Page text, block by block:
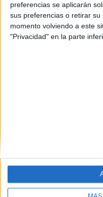
preferencias se aplicarán
sus preferencias o retirar
momento volviendo a este
"Privacidad" en la parte
Máster
Ingeniería